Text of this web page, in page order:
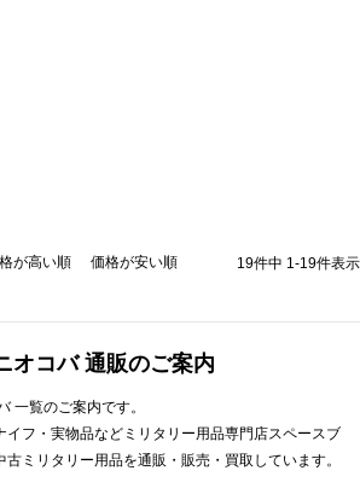
が高い順 価格が安い順 19件中 1-19件表示
オコバ 通販のご案内
一覧のご案内です。
イフ・実物品などミリタリー用品専門店スペースブ
ミリタリー用品を通販・販売・買取しています。